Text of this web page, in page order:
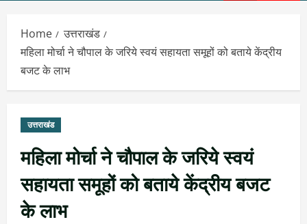
Home
उत्तराखंड
महिला मोर्चा ने चौपाल के जरिये स्वयं सहायता समूहों को बताये केंद्रीय
बजट के लाभ
उत्तराखंड
महिला मोर्चा ने चौपाल के जरिये स्वयं
सहायता समूहों को बताये केंद्रीय बजट
के लाभ